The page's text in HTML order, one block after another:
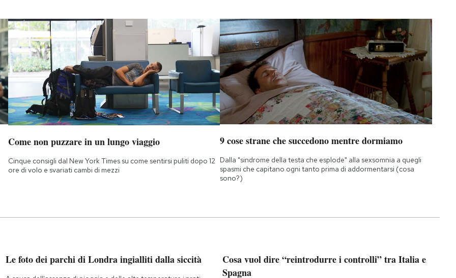
Come non puzzare in un lungo viaggio
Cinque consigli dal New York Times su come sentirsi puliti dopo 12
ore di volo e svariati cambi di mezzi
9 cose strane che succedono mentre dormiamo
Dalla "sindrome della testa che esplode" alla sexsomnia a quegli
spasmi che capitano ogni tanto prima di addormentarsi (cosa
sono?)
Le foto dei parchi di Londra ingialliti dalla siccità
Cosa vuol dire “reintrodurre i controlli” tra Italia e
Spagna